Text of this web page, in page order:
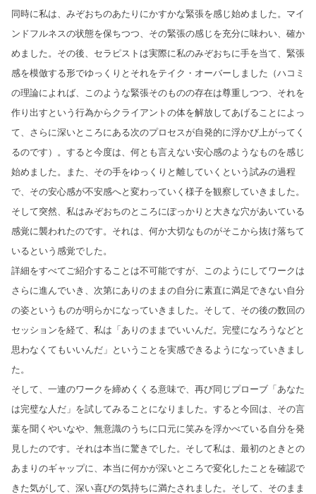
同時に私は、みぞおちのあたりにかすかな緊張を感じ始めました。マイ
ンドフルネスの状態を保ちつつ、その緊張の感じを充分に味わい、確か
めました。その後、セラピストは実際に私のみぞおちに手を当て、緊張
感を模倣する形でゆっくりとそれをテイク・オーバーしました（ハコミ
の理論によれば、このような緊張そのものの存在は尊重しつつ、それを
作り出すという行為からクライアントの体を解放してあげることによっ
て、さらに深いところにある次のプロセスが自発的に浮かび上がってく
るのです）。すると今度は、何とも言えない安心感のようなものを感じ
始めました。また、その手をゆっくりと離していくという試みの過程
で、その安心感が不安感へと変わっていく様子を観察していきました。
そして突然、私はみぞおちのところにぽっかりと大きな穴があいている
感覚に襲われたのです。それは、何か大切なものがそこから抜け落ちて
いるという感覚でした。
詳細をすべてご紹介することは不可能ですが、このようにしてワークは
さらに進んでいき、次第にありのままの自分に素直に満足できない自分
の姿というものが明らかになっていきました。そして、その後の数回の
セッションを経て、私は「ありのままでいいんだ。完璧になろうなどと
思わなくてもいいんだ」ということを実感できるようになっていきまし
た。
そして、一連のワークを締めくくる意味で、再び同じプローブ「あなた
は完璧な人だ」を試してみることになりました。すると今回は、その言
葉を聞くやいなや、無意識のうちに口元に笑みを浮かべている自分を発
見したのです。それは本当に驚きでした。そして私は、最初のときとの
あまりのギャップに、本当に何かが深いところで変化したことを確認で
きた気がして、深い喜びの気持ちに満たされました。そして、そのまま